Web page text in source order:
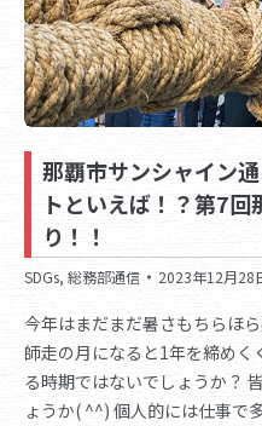
那覇市サンシャイン
トといえば！？第7
り！！
SDGs, 総務部通信 2023年12月28
今年はまだまだ暑さもちらほ
師走の月になると1年を締めく
る時期ではないでしょうか？
ょうか( ^^) 個人的には仕事で